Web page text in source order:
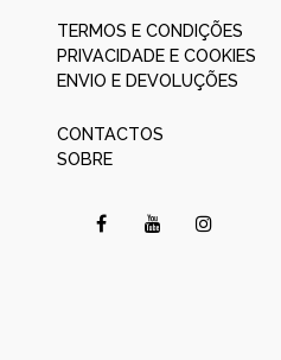
TERMOS E CONDIÇÕES
PRIVACIDADE E COOKIES
ENVIO E DEVOLUÇÕES
CONTACTOS
SOBRE